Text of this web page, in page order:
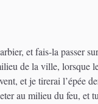
et fais-la passer
de la ville, lorsque
et je tirerai l’épée
au milieu du feu, et